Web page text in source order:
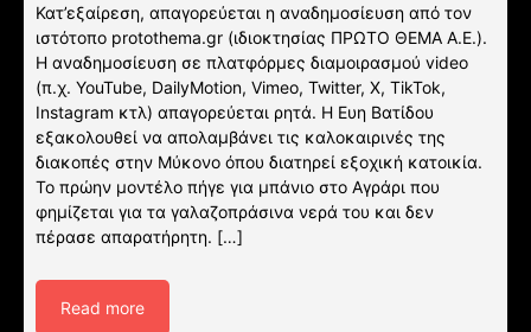
Κατ’εξαίρεση, απαγορεύεται η αναδημοσίευση από τον
ιστότοπο protothema.gr (ιδιοκτησίας ΠΡΩΤΟ ΘΕΜΑ A.E.).
Η αναδημοσίευση σε πλατφόρμες διαμοιρασμού video
(π.χ. YouTube, DailyMotion, Vimeo, Twitter, X, TikTok,
Instagram κτλ) απαγορεύεται ρητά. Η Ευη Βατίδου
εξακολουθεί να απολαμβάνει τις καλοκαιρινές της
διακοπές στην Μύκονο όπου διατηρεί εξοχική κατοικία.
Το πρώην μοντέλο πήγε για μπάνιο στο Αγράρι που
φημίζεται για τα γαλαζοπράσινα νερά του και δεν
πέρασε απαρατήρητη. […]
Read more